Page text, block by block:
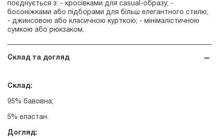
поєднується з: - кросівками для casual-образу; -
босоніжками або підборами для більш елегантного стилю;
- джинсовою або класичною курткою; - мінімалістичною
сумкою або рюкзаком.
Склад та догляд
Склад:
95% бавовна;
5% еластан.
Догляд: